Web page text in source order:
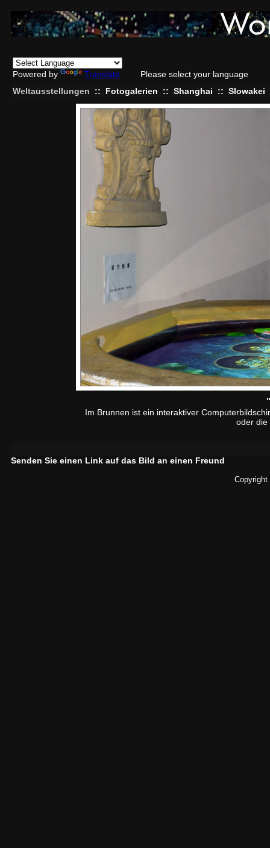
Powered by Translate
Please select your language
Weltausstellungen
:: Fotogalerien :: Shanghai :: Slowakei
Im Brunnen ist ein interaktiver
oder die
Senden Sie einen Link auf das Bild an einen Freund